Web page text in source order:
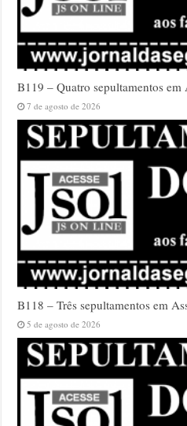
B119 – Quatro sepultamentos em
7 de agosto de 2026
B118 – Três sepultamentos em
5 de agosto de 2026